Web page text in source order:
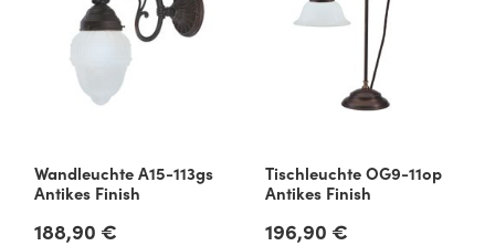
Wandleuchte A15-113gs
Antikes Finish
Regulärer Preis:
188,90 €
Tischleuchte OG9-11op
Antikes Finish
Regulärer Preis:
196,90 €